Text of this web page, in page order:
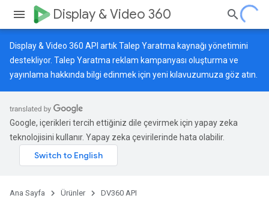
Display & Video 360
Display & Video 360 API artık Talep Yaratma kaynağı yönetimini
destekliyor. Talep Yaratma reklam kampanyası oluşturma ve
yayınlama hakkında bilgi edinmek için yeni kılavuzumuza göz atın.
Google, içerikleri tercih ettiğiniz dile çevirmek için yapay zeka
teknolojisini kullanır. Yapay zeka çevirilerinde hata olabilir.
Ana Sayfa Ürünler DV360 API